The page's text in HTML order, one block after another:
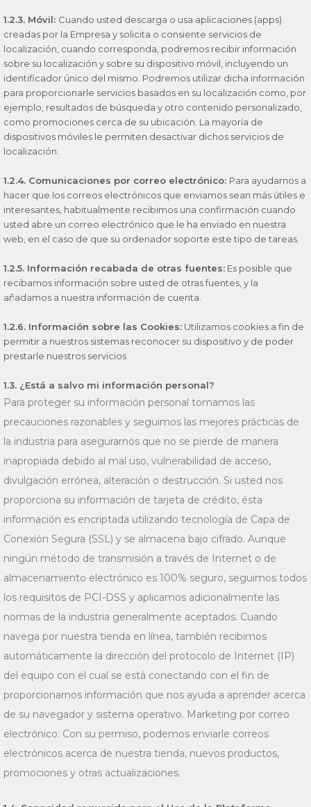
1.2.3. Móvil: Cuando usted descarga o usa aplicaciones (apps)
creadas por la Empresa y solicita o consiente servicios de
localización, cuando corresponda, podremos recibir información
sobre su localización y sobre su dispositivo móvil, incluyendo un
identificador único del mismo. Podremos utilizar dicha información
para proporcionarle servicios basados en su localización como, por
ejemplo, resultados de búsqueda y otro contenido personalizado,
como promociones cerca de su ubicación. La mayoría de
dispositivos móviles le permiten desactivar dichos servicios de
localización.
1.2.4. Comunicaciones por correo electrónico: Para ayudarnos a
hacer que los correos electrónicos que enviamos sean más útiles e
interesantes, habitualmente recibimos una confirmación cuando
usted abre un correo electrónico que le ha enviado en nuestra
web, en el caso de que su ordenador soporte este tipo de tareas.
1.2.5. Información recabada de otras fuentes: Es posible que
recibamos información sobre usted de otras fuentes, y la
añadamos a nuestra información de cuenta.
1.2.6. Información sobre las Cookies: Utilizamos cookies a fin de
permitir a nuestros sistemas reconocer su dispositivo y de poder
prestarle nuestros servicios
1.3. ¿Está a salvo mi información personal?
Para proteger su información personal tomamos las
precauciones razonables y seguimos las mejores prácticas de
la industria para asegurarnos que no se pierde de manera
inapropiada debido al mal uso, vulnerabilidad de acceso,
divulgación errónea, alteración o destrucción. Si usted nos
proporciona su información de tarjeta de crédito, ésta
información es encriptada utilizando tecnología de Capa de
Conexión Segura (SSL) y se almacena bajo cifrado. Aunque
ningún método de transmisión a través de Internet o de
almacenamiento electrónico es 100% seguro, seguimos todos
los requisitos de PCI-DSS y aplicamos adicionalmente las
normas de la industria generalmente aceptados. Cuando
navega por nuestra tienda en línea, también recibimos
automáticamente la dirección del protocolo de Internet (IP)
del equipo con el cual se está conectando con el fin de
proporcionarnos información que nos ayuda a aprender acerca
de su navegador y sistema operativo. Marketing por correo
electrónico: Con su permiso, podemos enviarle correos
electrónicos acerca de nuestra tienda, nuevos productos,
promociones y otras actualizaciones.